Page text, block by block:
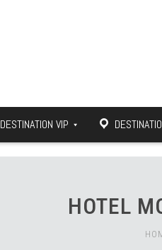
DESTINATION VIP
HOTEL